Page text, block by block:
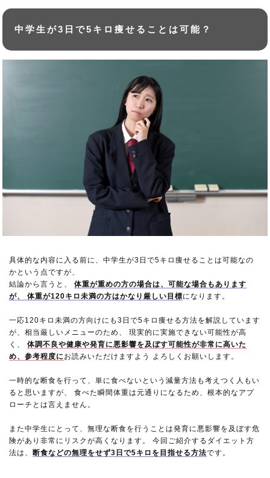
中学生が3日で5キロ痩せることは可能？
具体的な内容に入る前に、中学生が3日で5キロ痩せることは可能なの
かという点ですが、
結論から言うと、体重が重めの方の場合は、可能な場合もあります
が、 体重が120キロ未満の方はかなり厳しい目標になります。
一応120キロ未満の方向けにも3日で5キロ痩せる方法を解説しています
が、相当厳しいメニューのため、 現実的に実施できない可能性が高
く、体調不良や健康や発育に悪影響を及ぼす可能性が非常に高いた
め、参考程度にお読みいただけますよう よろしくお願いします。
一時的な断食を行って、単に食べないという減量方法も考えつく人もい
ると思いますが、 食べた瞬間体重は元通りになるため、根本的なアプ
ローチとは言えません。
また中学生にとって、無理な断食を行うことは発育に悪影響を及ぼす危
険があり非常にリスクが高くなります。 今回ご紹介するダイエット方
法は、
断食などの無理をせず3日で5キロを目指せる方法です。